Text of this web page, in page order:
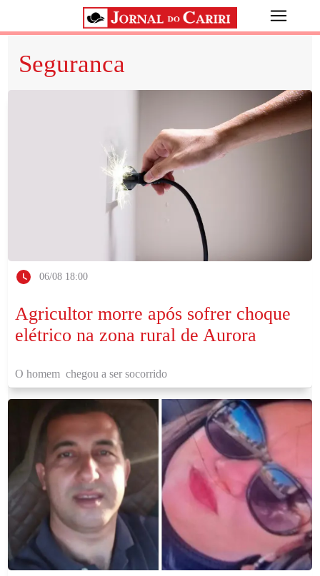
Seguranca
06/08 18:00
Agricultor morre após sofrer choque
elétrico na zona rural de Aurora
O homem chegou a ser socorrido